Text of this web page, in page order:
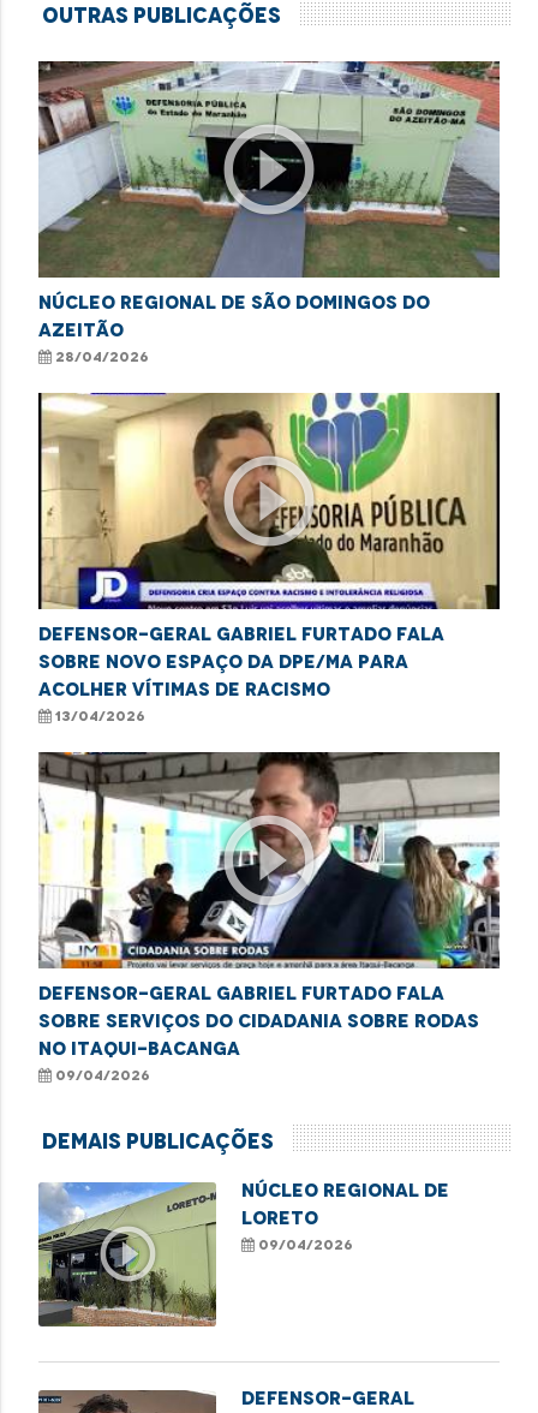
Outras Publicações
play_circle_outline
Núcleo Regional de São Domingos do
Azeitão
28/04/2026
play_circle_outline
Defensor-geral Gabriel Furtado fala
sobre novo espaço da DPE/MA para
acolher vítimas de racismo
13/04/2026
play_circle_outline
Defensor-Geral Gabriel Furtado fala
sobre serviços do Cidadania Sobre Rodas
no Itaqui-Bacanga
09/04/2026
Demais Publicações
play_circle_outline
Núcleo Regional de
Loreto
09/04/2026
Defensor-geral